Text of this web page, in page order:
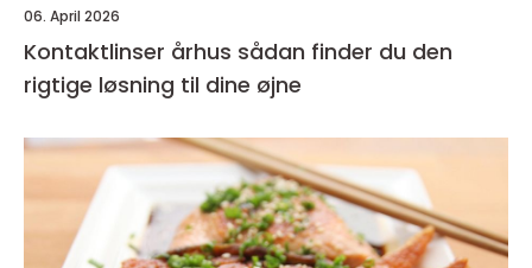
06. April 2026
Kontaktlinser århus sådan finder du den
rigtige løsning til dine øjne